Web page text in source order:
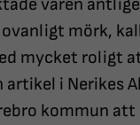
våren
mörk,
mycket roligt
i Nerikes
kommun